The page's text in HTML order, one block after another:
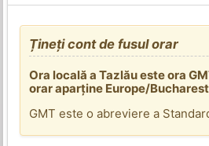
Țineți cont de fusul orar
Ora locală a Tazlău este ora
orar aparține Europe/
GMT este o abreviere a